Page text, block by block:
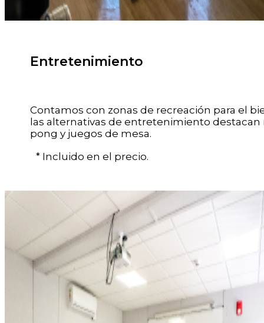
Entretenimiento
Contamos con zonas de recreación para el
las alternativas de entretenimiento destacan
pong y juegos de mesa.
* Incluido en el precio.